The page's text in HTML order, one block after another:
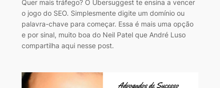
Quer mais tráfego? O Ubersuggest te ensina a vencer
o jogo do SEO. Simplesmente digite um domínio ou
palavra-chave para começar. Essa é mais uma opção
e por sinal, muito boa do Neil Patel que André Luso
compartilha aqui nesse post.